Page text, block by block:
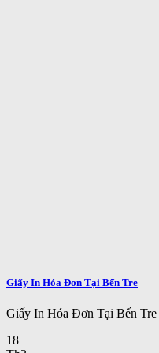
Giấy In Hóa Đơn Tại Bến Tre
Giấy In Hóa Đơn Tại Bến
18